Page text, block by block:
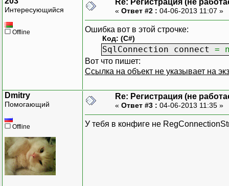
Интересующийся
Offline
« Ответ #2 : 04-06-2013 11:07 »
Ошибка вот в этой строчке:
Код: (C#)
SqlConnection connect =
Вот что пишет:
Ссылка на объект не указывает на
Dmitry
Помогающий
Offline
Re: Регистрация (не
« Ответ #3 : 04-06-2013 11:35 »
У тебя в конфиге не